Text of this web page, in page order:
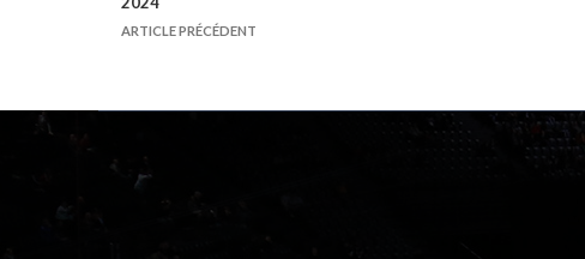
a
i
ARTICLE PRÉCÉDENT